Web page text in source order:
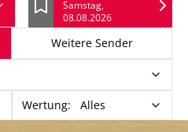
Lesezeichen
Samstag,
08.08.2026
Weitere Sender
Wertung: Alles